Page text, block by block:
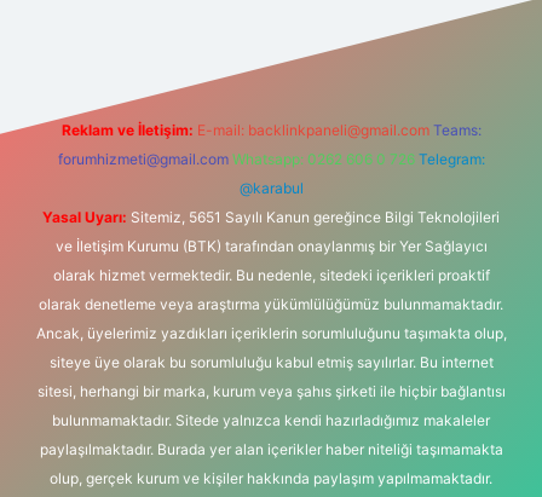
Reklam ve İletişim: E-mail: backlinkpaneli@gmail.com Teams:
forumhizmeti@gmail.com Whatsapp: 0262 606 0 726 Telegram:
@karabul
Yasal Uyarı: Sitemiz, 5651 Sayılı Kanun gereğince Bilgi Teknolojileri
ve İletişim Kurumu (BTK) tarafından onaylanmış bir Yer Sağlayıcı
olarak hizmet vermektedir. Bu nedenle, sitedeki içerikleri proaktif
olarak denetleme veya araştırma yükümlülüğümüz bulunmamaktadır.
Ancak, üyelerimiz yazdıkları içeriklerin sorumluluğunu taşımakta olup,
siteye üye olarak bu sorumluluğu kabul etmiş sayılırlar. Bu internet
sitesi, herhangi bir marka, kurum veya şahıs şirketi ile hiçbir bağlantısı
bulunmamaktadır. Sitede yalnızca kendi hazırladığımız makaleler
paylaşılmaktadır. Burada yer alan içerikler haber niteliği taşımamakta
olup, gerçek kurum ve kişiler hakkında paylaşım yapılmamaktadır.